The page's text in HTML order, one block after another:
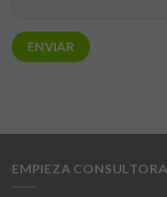
EMPIEZA